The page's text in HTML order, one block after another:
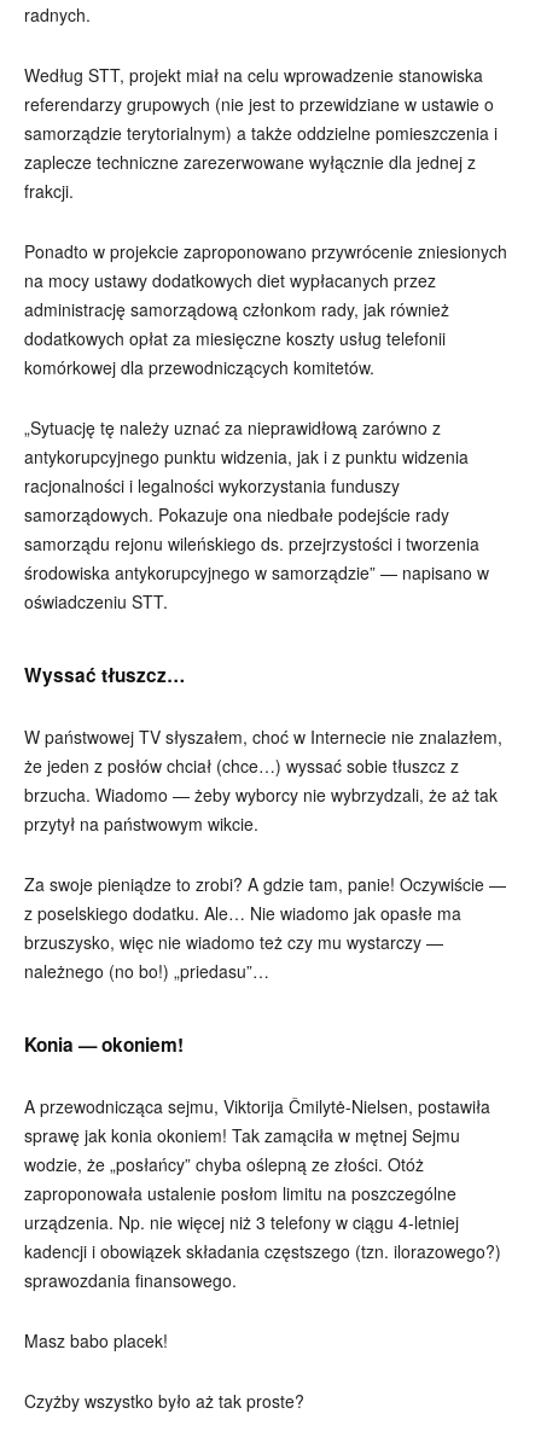
radnych.
Według STT, projekt miał na celu wprowadzenie stanowiska
referendarzy grupowych (nie jest to przewidziane w ustawie o
samorządzie terytorialnym) a także oddzielne pomieszczenia i
zaplecze techniczne zarezerwowane wyłącznie dla jednej z
frakcji.
Ponadto w projekcie zaproponowano przywrócenie zniesionych
na mocy ustawy dodatkowych diet wypłacanych przez
administrację samorządową członkom rady, jak również
dodatkowych opłat za miesięczne koszty usług telefonii
komórkowej dla przewodniczących komitetów.
„Sytuację tę należy uznać za nieprawidłową zarówno z
antykorupcyjnego punktu widzenia, jak i z punktu widzenia
racjonalności i legalności wykorzystania funduszy
samorządowych. Pokazuje ona niedbałe podejście rady
samorządu rejonu wileńskiego ds. przejrzystości i tworzenia
środowiska antykorupcyjnego w samorządzie” — napisano w
oświadczeniu STT.
Wyssać tłuszcz…
W państwowej TV słyszałem, choć w Internecie nie znalazłem,
że jeden z posłów chciał (chce…) wyssać sobie tłuszcz z
brzucha. Wiadomo — żeby wyborcy nie wybrzydzali, że aż tak
przytył na państwowym wikcie.
Za swoje pieniądze to zrobi? A gdzie tam, panie! Oczywiście —
z poselskiego dodatku. Ale… Nie wiadomo jak opasłe ma
brzuszysko, więc nie wiadomo też czy mu wystarczy —
należnego (no bo!) „priedasu”…
Konia — okoniem!
A przewodnicząca sejmu, Viktorija Čmilytė-Nielsen, postawiła
sprawę jak konia okoniem! Tak zamąciła w mętnej Sejmu
wodzie, że „posłańcy” chyba oślepną ze złości. Otóż
zaproponowała ustalenie posłom limitu na poszczególne
urządzenia. Np. nie więcej niż 3 telefony w ciągu 4-letniej
kadencji i obowiązek składania częstszego (tzn. ilorazowego?)
sprawozdania finansowego.
Masz babo placek!
Czyżby wszystko było aż tak proste?